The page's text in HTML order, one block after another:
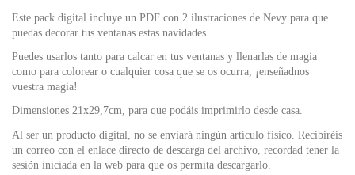
Este pack digital incluye un PDF con 2 ilustraciones de Nevy para que
puedas decorar tus ventanas estas navidades.
Puedes usarlos tanto para calcar en tus ventanas y llenarlas de magia
como para colorear o cualquier cosa que se os ocurra, ¡enseñadnos
vuestra magia!
Dimensiones 21x29,7cm, para que podáis imprimirlo desde casa.
Al ser un producto digital, no se enviará ningún artículo físico. Recibiréis
un correo con el enlace directo de descarga del archivo, recordad tener la
sesión iniciada en la web para que os permita descargarlo.